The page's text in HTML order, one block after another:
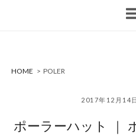
HOME > POLER
2017年12月14
ポーラーハット ｜